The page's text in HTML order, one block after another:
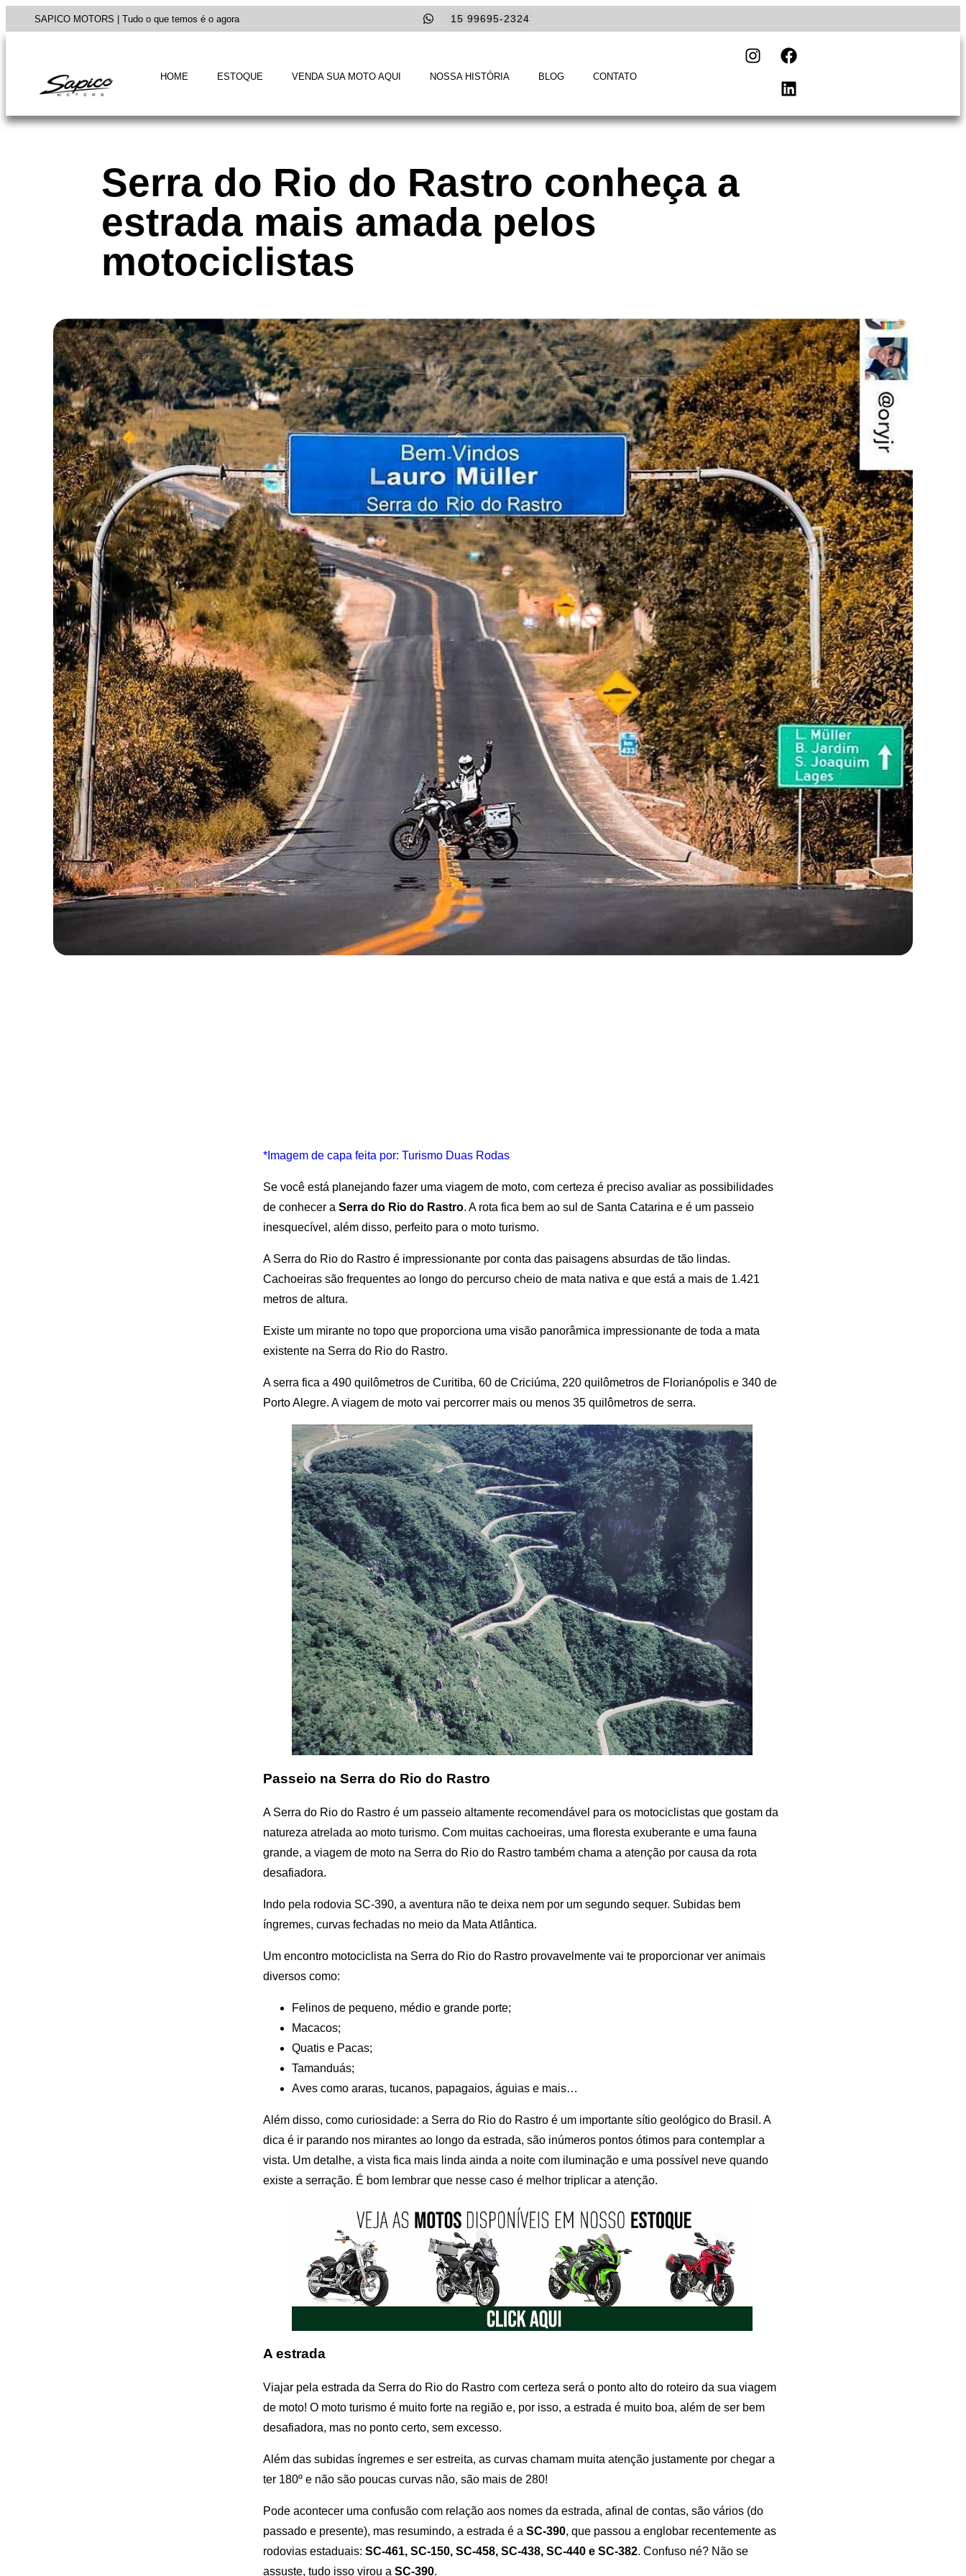
SAPICO MOTORS | Tudo o que temos é o agora 15 99695-2324
HOME ESTOQUE VENDA SUA MOTO AQUI NOSSA HISTÓRIA BLOG CONTATO
Serra do Rio do Rastro conheça a
estrada mais amada pelos
motociclistas
*Imagem de capa feita por: Turismo Duas Rodas
Se você está planejando fazer uma viagem de moto, com certeza é preciso avaliar as possibilidades
de conhecer a Serra do Rio do Rastro. A rota fica bem ao sul de Santa Catarina e é um passeio
inesquecível, além disso, perfeito para o moto turismo.
A Serra do Rio do Rastro é impressionante por conta das paisagens absurdas de tão lindas.
Cachoeiras são frequentes ao longo do percurso cheio de mata nativa e que está a mais de 1.421
metros de altura.
Existe um mirante no topo que proporciona uma visão panorâmica impressionante de toda a mata
existente na Serra do Rio do Rastro.
A serra fica a 490 quilômetros de Curitiba, 60 de Criciúma, 220 quilômetros de Florianópolis e 340 de
Porto Alegre. A viagem de moto vai percorrer mais ou menos 35 quilômetros de serra.
Passeio na Serra do Rio do Rastro
A Serra do Rio do Rastro é um passeio altamente recomendável para os motociclistas que gostam da
natureza atrelada ao moto turismo. Com muitas cachoeiras, uma floresta exuberante e uma fauna
grande, a viagem de moto na Serra do Rio do Rastro também chama a atenção por causa da rota
desafiadora.
Indo pela rodovia SC-390, a aventura não te deixa nem por um segundo sequer. Subidas bem
íngremes, curvas fechadas no meio da Mata Atlântica.
Um encontro motociclista na Serra do Rio do Rastro provavelmente vai te proporcionar ver animais
diversos como:
Felinos de pequeno, médio e grande porte;
Macacos;
Quatis e Pacas;
Tamanduás;
Aves como araras, tucanos, papagaios, águias e mais…
Além disso, como curiosidade: a Serra do Rio do Rastro é um importante sítio geológico do Brasil. A
dica é ir parando nos mirantes ao longo da estrada, são inúmeros pontos ótimos para contemplar a
vista. Um detalhe, a vista fica mais linda ainda a noite com iluminação e uma possível neve quando
existe a serração. É bom lembrar que nesse caso é melhor triplicar a atenção.
A estrada
Viajar pela estrada da Serra do Rio do Rastro com certeza será o ponto alto do roteiro da sua viagem
de moto! O moto turismo é muito forte na região e, por isso, a estrada é muito boa, além de ser bem
desafiadora, mas no ponto certo, sem excesso.
Além das subidas íngremes e ser estreita, as curvas chamam muita atenção justamente por chegar a
ter 180º e não são poucas curvas não, são mais de 280!
Pode acontecer uma confusão com relação aos nomes da estrada, afinal de contas, são vários (do
passado e presente), mas resumindo, a estrada é a SC-390, que passou a englobar recentemente as
rodovias estaduais: SC-461, SC-150, SC-458, SC-438, SC-440 e SC-382. Confuso né? Não se
assuste, tudo isso virou a SC-390.